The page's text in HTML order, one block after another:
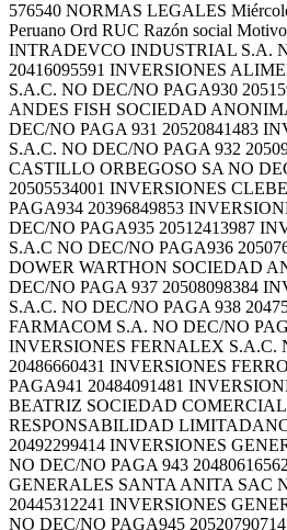
576540 NORMAS LEGALES
Peruano Ord RUC Razón social
INTRADEVCO INDUSTRIAL S.A.
20416095591 INVERSIONES
S.A.C. NO DEC/NO PAGA930
ANDES FISH SOCIEDAD
DEC/NO PAGA 931 20520841483
S.A.C. NO DEC/NO PAGA 932
CASTILLO ORBEGOSO SA NO
20505534001 INVERSIONES
PAGA934 20396849853
DEC/NO PAGA935 20512413987
S.A.C NO DEC/NO PAGA936
DOWER WARTHON SOCIEDAD
DEC/NO PAGA 937 20508098384
S.A.C. NO DEC/NO PAGA 938
FARMACOM S.A. NO DEC/NO
INVERSIONES FERNALEX S.A.C.
20486660431 INVERSIONES
PAGA941 20484091481
BEATRIZ SOCIEDAD
RESPONSABILIDAD
20492299414 INVERSIONES
NO DEC/NO PAGA 943
GENERALES SANTA ANITA SAC
20445312241 INVERSIONES
NO DEC/NO PAGA945